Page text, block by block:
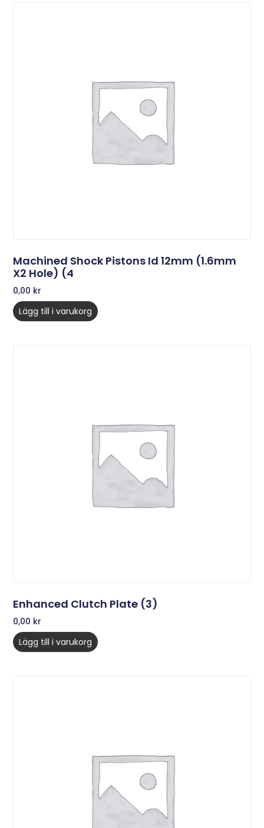
Machined Shock Pistons Id 12mm (1.6mm
X2 Hole) (4
0,00 kr
Lägg till i varukorg
Enhanced Clutch Plate (3)
0,00 kr
Lägg till i varukorg